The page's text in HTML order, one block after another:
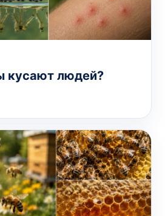
кусают людей?